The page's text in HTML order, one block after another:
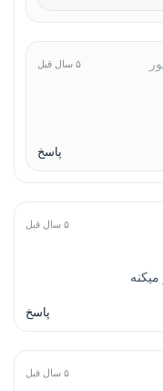
۵ سال قبل
پاسخ
۵ سال قبل
پاسخ
۵ سال قبل